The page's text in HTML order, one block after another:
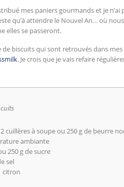
mes paniers gourmands et je
qu’à attendre le Nouvel An… où
elles se passeront.
biscuits qui sont retrouvés dans
. Je crois que je vais refaire
cuillères à soupe ou 250 g de beurre
ambiante
250 g de sucre
sel
citron